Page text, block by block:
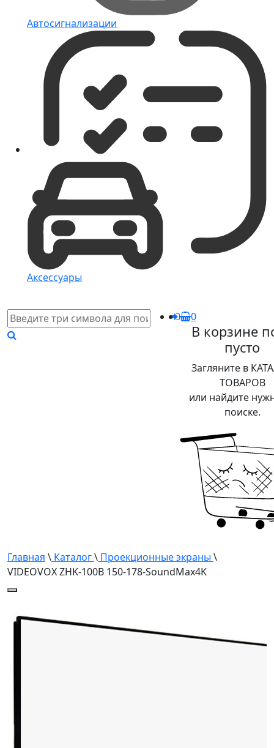
Автосигнализации
Аксессуары
0
В корзине
пусто
Загляните в
ТОВАРОВ
или найдите
поиске.
Главная \ Каталог\ Проекционные экраны \
VIDEOVOX ZHK-100B 150-178-SoundMax4K